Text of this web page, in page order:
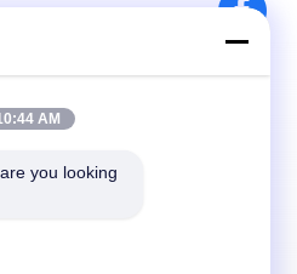
सदस्यता लें।
AM
you looking